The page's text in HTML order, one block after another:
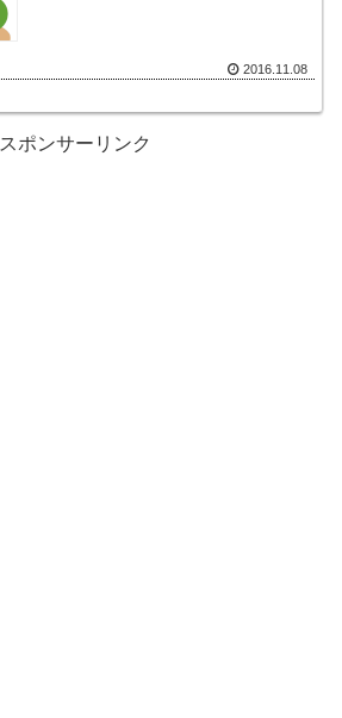
2016.11.08
スポンサーリンク